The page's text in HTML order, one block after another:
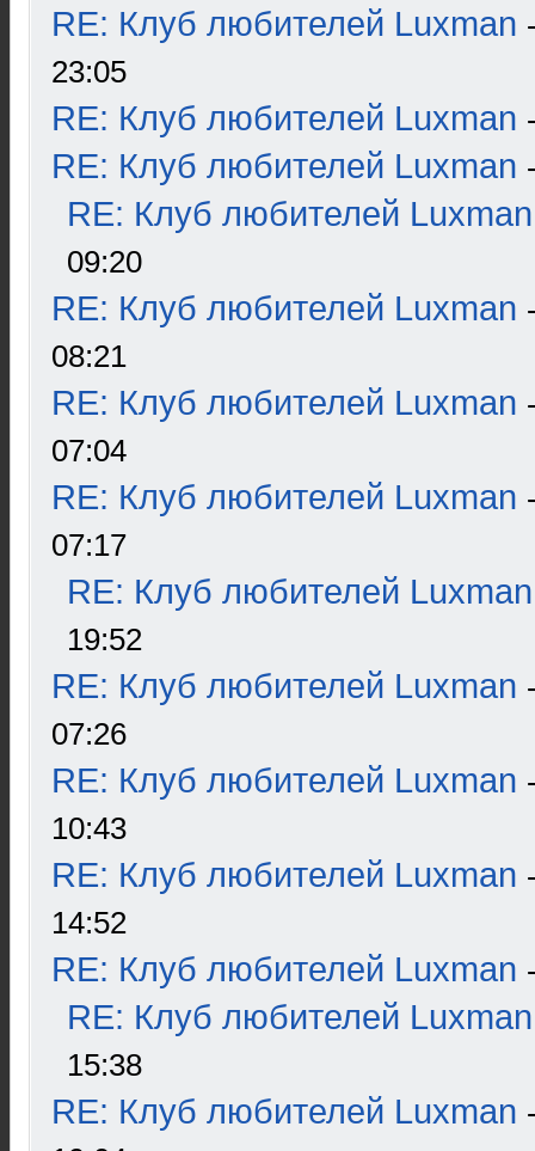
RE: Клуб любителей Luxman
23:05
RE: Клуб любителей Luxman
RE: Клуб любителей Luxman
RE: Клуб любителей Luxman
09:20
RE: Клуб любителей Luxman
08:21
RE: Клуб любителей Luxman
07:04
RE: Клуб любителей Luxman
07:17
RE: Клуб любителей Luxman
19:52
RE: Клуб любителей Luxman
07:26
RE: Клуб любителей Luxman
10:43
RE: Клуб любителей Luxman
14:52
RE: Клуб любителей Luxman
RE: Клуб любителей Luxman
15:38
RE: Клуб любителей Luxman